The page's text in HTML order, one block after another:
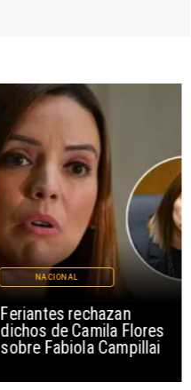
Feriantes rechazan
dichos de Camila Flores
sobre Fabiola Campillai
NACIONAL